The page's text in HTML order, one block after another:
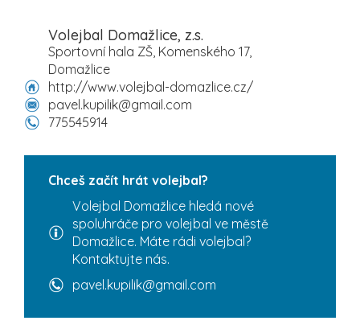
Volejbal Domažlice, z.s.
Sportovní hala ZŠ, Komenského 17,
Domažlice
http://www.volejbal-domazlice.cz/
pavel.kupilik@gmail.com
775545914
Chceš začít hrát volejbal?
Volejbal Domažlice hledá nové
spoluhráče pro volejbal ve městě
Domažlice. Máte rádi volejbal?
Kontaktujte nás.
pavel.kupilik@gmail.com